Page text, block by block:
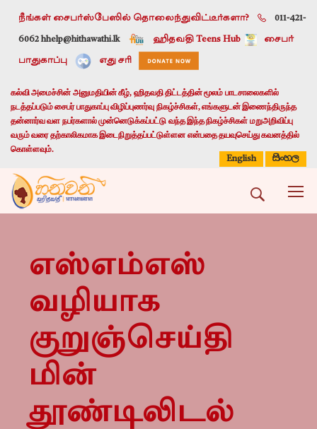
நீங்கள் சைபர்ஸ்பேஸில் தொலைந்துவிட்டீர்களா? 011-421-
6062 hhelp@hithawathi.lk ஹிதவதி Teens Hub சைபர்
பாதுகாப்பு எது சரி
கல்வி அமைச்சின் அனுமதியின் கீழ், ஹிதவதி திட்டத்தின் மூலம் பாடசாலைகளில்
நடத்தப்படும் சைபர் பாதுகாப்பு விழிப்புணர்வு நிகழ்ச்சிகள், எங்களுடன் இணைந்திருந்த
தன்னார்வ வள நபர்களால் முன்னெடுக்கப்பட்டு வந்த இந்த நிகழ்ச்சிகள் மறுஅறிவிப்பு
வரும் வரை தற்காலிகமாக இடைநிறுத்தப்பட்டுள்ளன என்பதை தயவுசெய்து கவனத்தில்
கொள்ளவும்.
English
සිංහල
எஸ்எம்எஸ்
வழியாக
குறுஞ்செய்தி
மின்
தூண்டிலிடல்